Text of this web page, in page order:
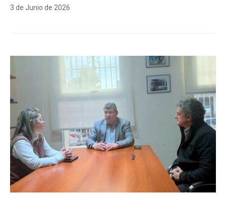
3 de Junio de 2026